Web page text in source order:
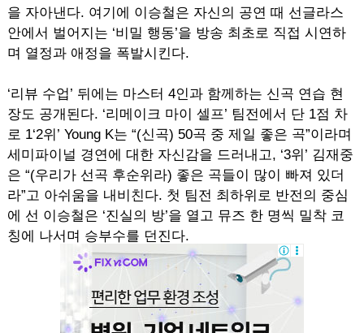
을 자아낸다. 여기에 이승철은 자신의 공연 때 선글라스
안에서 벌어지는 ‘비밀 행동’을 방송 최초로 직접 시연하
며 열정과 애정을 폭발시킨다.
‘리뷰 수업’ 뒤에는 마스터 4인과 함께하는 신곡 연습 현
장도 공개된다. ‘리메이크 마이 셀프’ 팀전에서 단 1점 차
로 1‘2위’ Young K는 “(신곡) 50곡 중 제일 좋은 곡”이라며
세미파이널 경연에 대한 자신감을 드러내고, ‘3위’ 김재중
은 “(우리가 선곡 후순위라) 좋은 곡들이 많이 빠져 있더
라”고 아쉬움을 내비친다. 첫 팀전 최하위로 반전의 중심
에 선 이승철은 ‘진실의 방’을 열고 뮤즈 한 명씩 밀착 코
칭에 나서며 승부수를 던진다.